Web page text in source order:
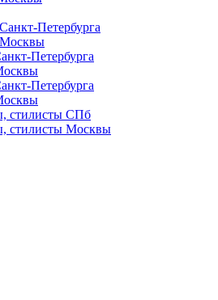
Петербурга
Петербурга
Петербурга
стилисты СПб
стилисты Москвы